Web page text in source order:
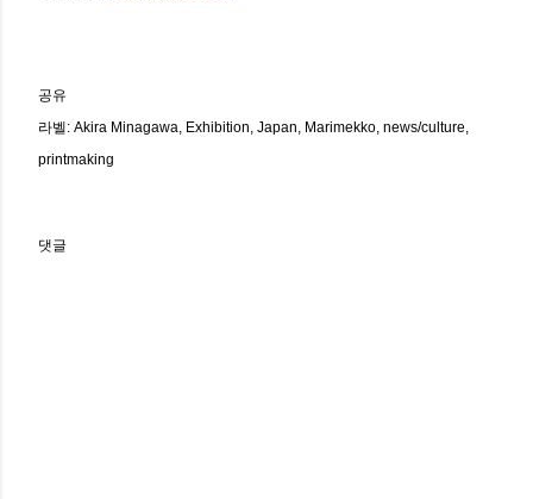
공유
라벨: Akira Minagawa Exhibition Japan Marimekko news/culture
printmaking
댓글